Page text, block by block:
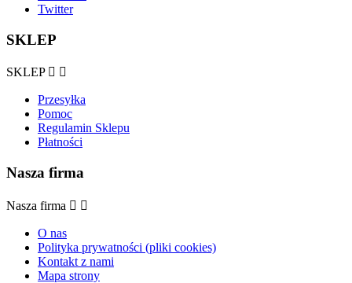
Twitter
SKLEP
SKLEP  
Przesyłka
Pomoc
Regulamin Sklepu
Płatności
Nasza firma
Nasza firma  
O nas
Polityka prywatności (pliki cookies)
Kontakt z nami
Mapa strony